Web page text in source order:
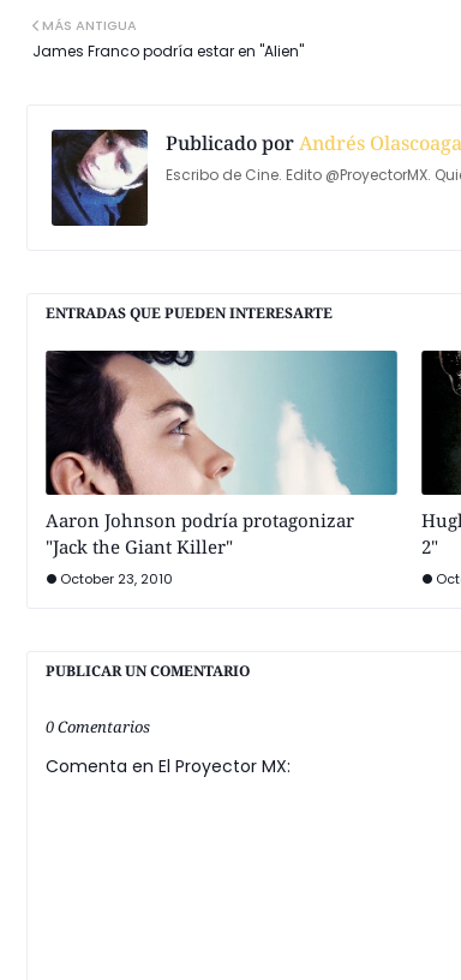
MÁS ANTIGUA
James Franco podría estar en "Alien"
Publicado porAndrés Olascoaga
Escribo de Cine. Edito @ProyectorMX.
ENTRADAS QUE PUEDEN INTERESARTE
Aaron Johnson podría protagonizar
"Jack the Giant Killer"
October 23, 2010
2"
PUBLICAR UN COMENTARIO
0 Comentarios
Comenta en El Proyector MX: